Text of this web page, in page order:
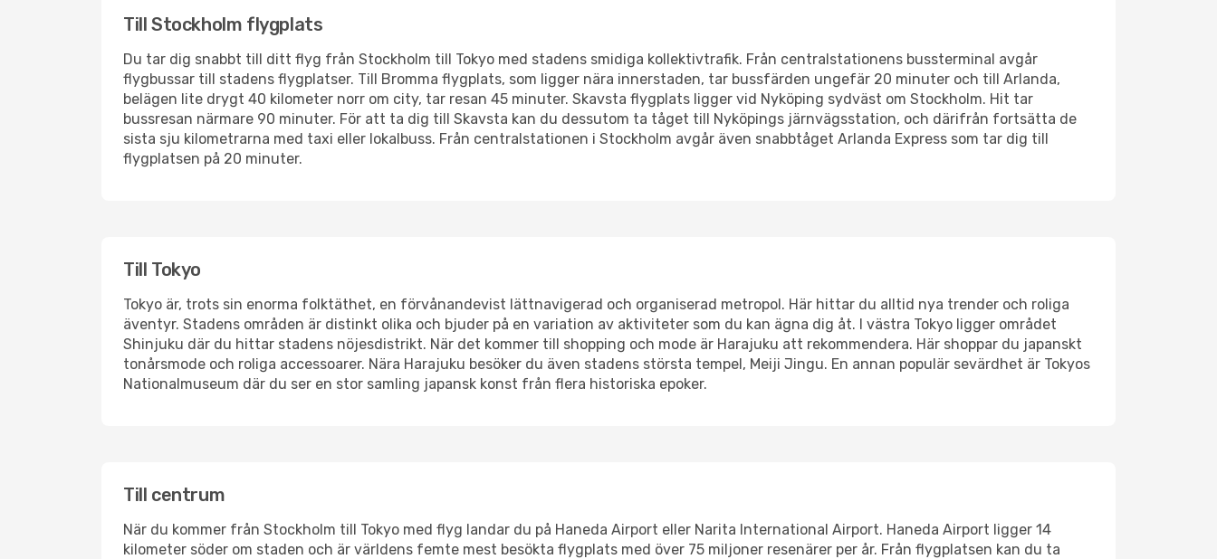
Till Stockholm flygplats
Du tar dig snabbt till ditt flyg från Stockholm till Tokyo med stadens smidiga kollektivtrafik. Från centralstationens bussterminal avgår
flygbussar till stadens flygplatser. Till Bromma flygplats, som ligger nära innerstaden, tar bussfärden ungefär 20 minuter och till Arlanda,
belägen lite drygt 40 kilometer norr om city, tar resan 45 minuter. Skavsta flygplats ligger vid Nyköping sydväst om Stockholm. Hit tar
bussresan närmare 90 minuter. För att ta dig till Skavsta kan du dessutom ta tåget till Nyköpings järnvägsstation, och därifrån fortsätta de
sista sju kilometrarna med taxi eller lokalbuss. Från centralstationen i Stockholm avgår även snabbtåget Arlanda Express som tar dig till
flygplatsen på 20 minuter.
Till Tokyo
Tokyo är, trots sin enorma folktäthet, en förvånandevist lättnavigerad och organiserad metropol. Här hittar du alltid nya trender och roliga
äventyr. Stadens områden är distinkt olika och bjuder på en variation av aktiviteter som du kan ägna dig åt. I västra Tokyo ligger området
Shinjuku där du hittar stadens nöjesdistrikt. När det kommer till shopping och mode är Harajuku att rekommendera. Här shoppar du japanskt
tonårsmode och roliga accessoarer. Nära Harajuku besöker du även stadens största tempel, Meiji Jingu. En annan populär sevärdhet är Tokyos
Nationalmuseum där du ser en stor samling japansk konst från flera historiska epoker.
Till centrum
När du kommer från Stockholm till Tokyo med flyg landar du på Haneda Airport eller Narita International Airport. Haneda Airport ligger 14
kilometer söder om staden och är världens femte mest besökta flygplats med över 75 miljoner resenärer per år. Från flygplatsen kan du ta